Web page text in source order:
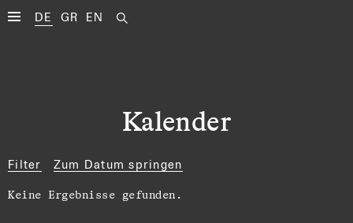
DE GR EN
Kalender
Filter Zum Datum springen
Keine Ergebnisse gefunden.